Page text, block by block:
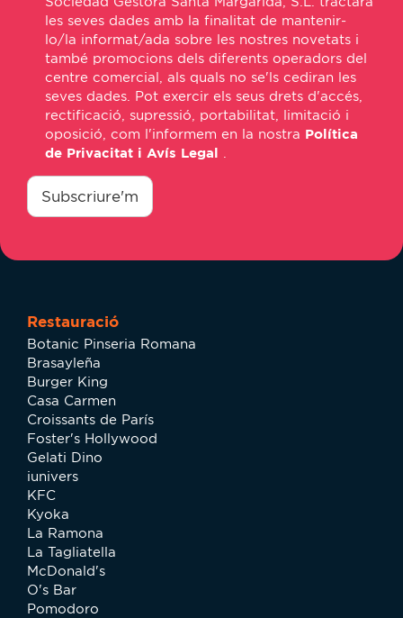
les seves dades amb la finalitat de mantenir-
lo/la informat/ada sobre les nostres novetats i
també promocions dels diferents operadors del
centre comercial, als quals no se'ls cediran les
seves dades. Pot exercir els seus drets d'accés,
rectificació, supressió, portabilitat, limitació i
oposició, com l'informem en la nostra Política
de Privacitat i Avís Legal
consentimiento
Subscriure'm
Restauració
Botanic Pinseria Romana
Brasayleña
Burger King
Casa Carmen
Croissants de París
Foster's Hollywood
Gelati Dino
iunivers
KFC
Kyoka
La Ramona
La Tagliatella
McDonald's
O's Bar
Pomodoro